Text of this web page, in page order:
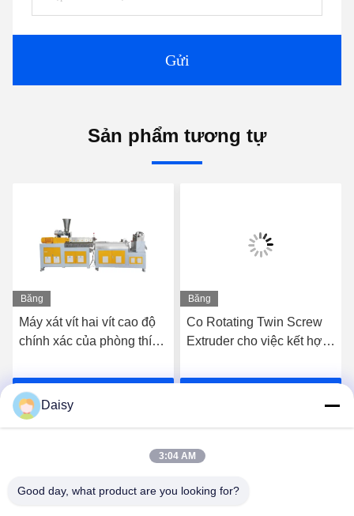
Gửi
Sản phẩm tương tự
Băng
hình
Máy xát vít hai vít cao độ
chính xác của phòng thí
Băng
hình
Co Rotating Twin Screw
Extruder cho việc kết hợp
Masterbatches
Daisy
3:04 AM
Good day, what product are you looking for?